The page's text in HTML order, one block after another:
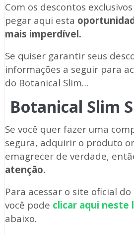
Com os descontos
pegar aqui esta
mais imperdível.
Se quiser garantir seus
informações a seguir para
do Botanical Slim…
Botanical Slim
Se você quer fazer uma
segura, adquirir o produto
emagrecer de verdade,
atenção.
Para acessar o site oficial
você pode clicar aqui neste
abaixo.